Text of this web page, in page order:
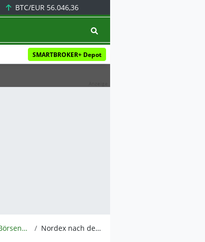
BTC/EUR 56.046,36
SMARTBROKER+ Depot
BörsenNEWS.de Nordex nach dem Abverkauf: Ist die Aktie reif für das Comeback?